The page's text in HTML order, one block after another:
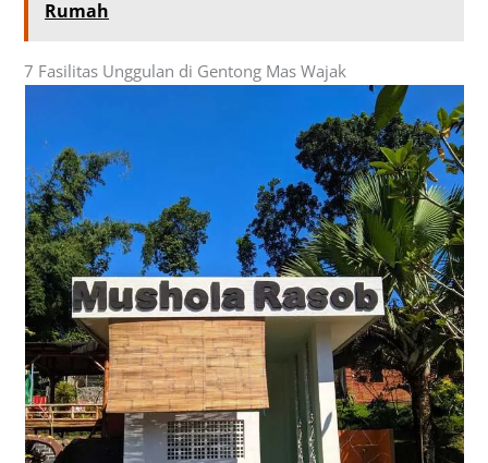
Rumah
7 Fasilitas Unggulan di Gentong Mas Wajak